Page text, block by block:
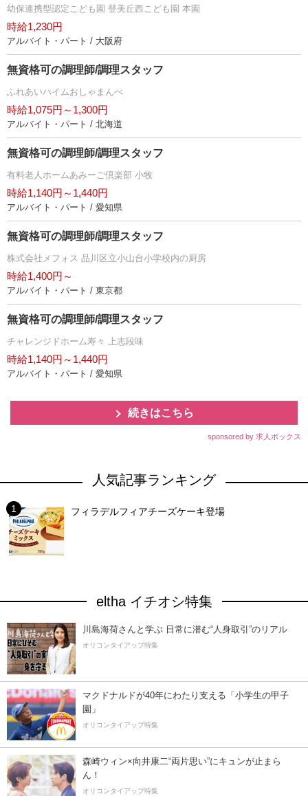
幼保連携型認定こども園 登美丘西こども園 本園
時給1,230円
アルバイト・パート / 大阪府
無資格可の調理師/調理スタッフ
ふれあいハイムおしゃまんべ
時給1,075円～1,300円
アルバイト・パート / 北海道
無資格可の調理師/調理スタッフ
有料老人ホームあみーご倶楽部 小牧
時給1,140円～1,440円
アルバイト・パート / 愛知県
無資格可の調理師/調理スタッフ
株式会社メフォス 品川区立小山台小学校内の厨房
時給1,400円～
アルバイト・パート / 東京都
無資格可の調理師/調理スタッフ
チャレンジドホーム寿々 上志段味
時給1,140円～1,440円
アルバイト・パート / 愛知県
続きはこちら
sponsored by 求人ボックス
人気記事ランキング
フィラデルフィアチーズケーキ登場
eltha イチオシ特集
川島海荷さんと学ぶ 日常に潜む“人身取引”のリアル
オリコンタイアップ特集
マクドナルドが40年にわたり支える「小学生の甲子
園」
オリコンタイアップ特集
森崎ウィン×向井康二“両片思い”にキュンが止まら
ん！
オリコンタイアップ特集